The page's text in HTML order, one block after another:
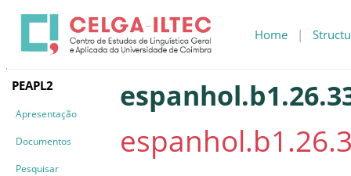
Home |
PEAPL2
Apresentação
Documentos
Pesquisar